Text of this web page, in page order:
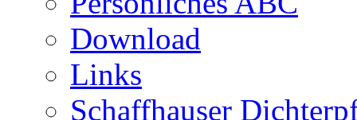
Download
Links
Schaffhauser